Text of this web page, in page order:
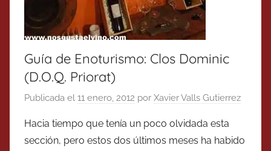
Guía de Enoturismo: Clos Dominic
(D.O.Q. Priorat)
Publicada el 11 enero, 2012 por Xavier Valls Gutierrez
Hacia tiempo que tenía un poco olvidada esta
sección, pero estos dos últimos meses ha habido